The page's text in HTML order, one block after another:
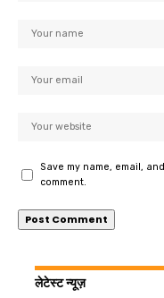
Save my name, email,
comment.
लेटेस्ट न्यूज़